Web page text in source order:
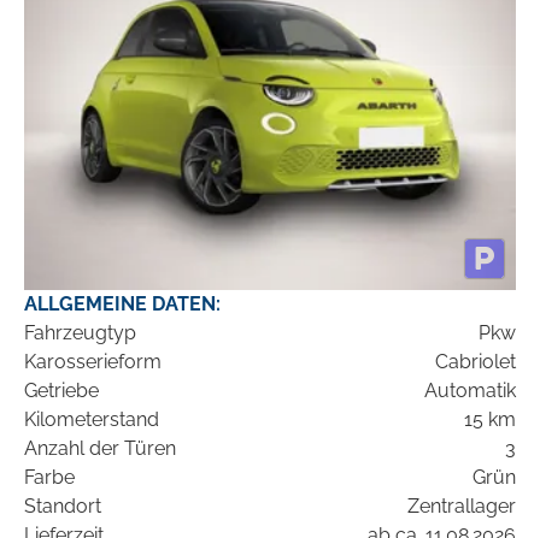
ALLGEMEINE DATEN:
Fahrzeugtyp
Pkw
Karosserieform
Cabriolet
Getriebe
Automatik
Kilometerstand
15 km
Anzahl der Türen
3
Farbe
Grün
Standort
Zentrallager